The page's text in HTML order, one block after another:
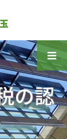
の認